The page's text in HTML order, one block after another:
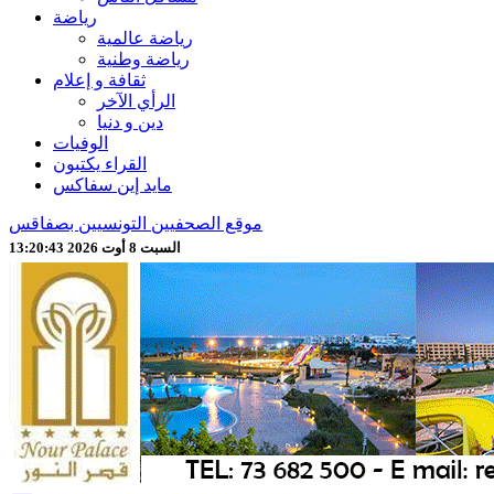
رياضة
رياضة عالمية
رياضة وطنية
ثقافة و إعلام
الرأي الآخر
دين و دنيا
الوفيات
القراء يكتبون
مايد إين سفاكس
موقع الصحفيين التونسيين بصفاقس
السبت 8 أوت 2026 13:20:45